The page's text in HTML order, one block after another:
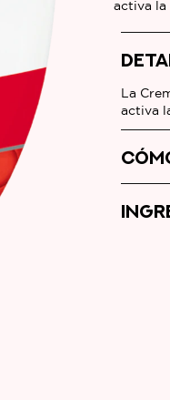
activa la
La
activa